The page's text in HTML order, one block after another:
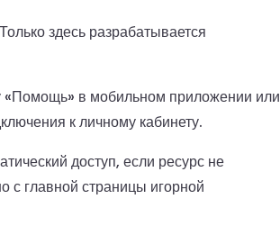
здесь разрабатывается
«Помощь» в мобильном приложении или
к личному кабинету.
доступ, если ресурс не
с главной страницы игорной